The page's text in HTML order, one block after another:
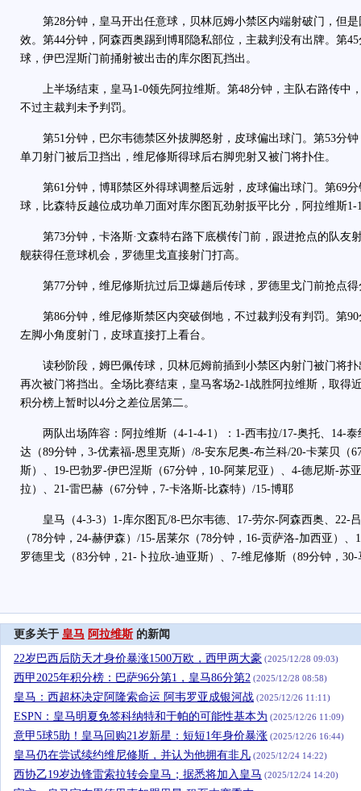
第28分钟，皇马开出任意球，贝林厄姆小禁区内端射破门，但是
效。第44分钟，阿森西奥踢到博耶隐私部位，主裁判没有出牌。第
球，伊巴涅斯门前捅射被出击的库尔图瓦挡出。
上半场结束，皇马1-0领先阿拉维斯。第48分钟，主队右路传中
不过主裁判未予判罚。
第51分钟，巴尔韦德禁区外拔脚怒射，皮球偏出球门。第53分钟
单刀射门被后卫挡出，维尼修斯得球后右脚兜射又被门将扑住。
第61分钟，博耶禁区外得球调整后远射，皮球偏出球门。第69分
球，比森特反越位成功单刀面对库尔图瓦劲射扳平比分，阿拉维斯1-
第73分钟，卡洛斯·文森特右路下底横传门前，跟进抢点的队友
舰获得任意球机会，罗德里戈直接射门打高。
第77分钟，维尼修斯抗过后卫爆趟后传球，罗德里戈门前抢点得
第86分钟，维尼修斯禁区内突破倒地，不过裁判没有判罚。第90
左脚小角度射门，皮球直接打上看台。
读秒阶段，姆巴佩传球，贝林厄姆前插到小禁区内射门被门将扑
再次被门将挡出。全场比赛结束，皇马客场2-1战胜阿拉维斯，取得
积分榜上暂时以4分之差位居第二。
两队出场阵容：阿拉维斯（4-1-4-1）：1-西韦拉/17-奥托、14-泰
达（89分钟，3-优素福-恩里克斯）/8-安东尼奥-布兰科/20-卡莱贝（
斯）、19-巴勃罗-伊巴涅斯（67分钟，10-阿莱尼亚）、4-德尼斯-苏
拉）、21-雷巴赫（67分钟，7-卡洛斯-比森特）/15-博耶
皇马（4-3-3）1-库尔图瓦/8-巴尔韦德、17-劳尔-阿森西奥、22-
（78分钟，24-赫伊森）/15-居莱尔（78分钟，16-贡萨洛-加西亚）
罗德里戈（83分钟，21-卜拉欣-迪亚斯）、7-维尼修斯（89分钟，
更多关于 皇马 阿拉维斯 的新闻
22岁巴西后防天才身价暴涨1500万欧，西甲两大豪 (2025/12/28 09:03)
西甲2025年积分榜：巴萨96分第1，皇马86分第2 (2025/12/28 08:58)
皇马：西超杯决定阿隆索命运 阿韦罗亚成银河战 (2025/12/26 11:11)
ESPN：皇马明夏免签科纳特和于帕的可能性基本为 (2025/12/26 11:09)
意甲5球5助！皇马回购21岁新星：短短1年身价暴涨 (2025/12/26 16:44)
皇马仍在尝试续约维尼修斯，并认为他拥有非凡 (2025/12/24 14:22)
西协乙19岁边锋雷索拉转会皇马；据悉将加入皇马 (2025/12/24 14:20)